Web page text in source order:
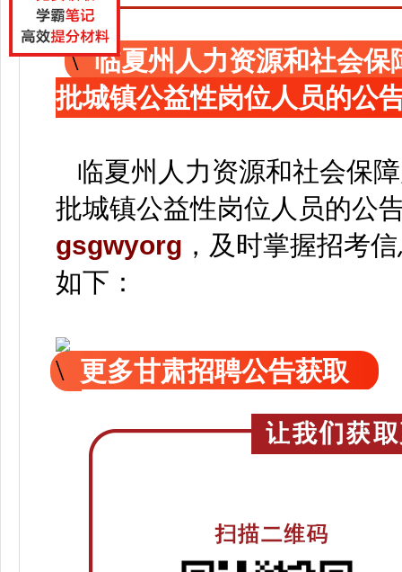
临夏州人力资源和社会保
批城镇公益性岗位人员的公
临夏州人力资源和社会保
批城镇公益性岗位人员的公
gsgwyorg ， 及时掌握招考
如下：
更多甘肃招聘公告获取